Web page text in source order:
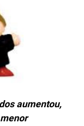
aumentou,